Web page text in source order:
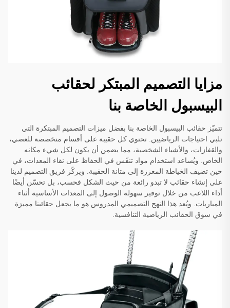
مزايا التصميم المبتكر لحقائب
البيسبول الخاصة بنا
تتميّز حقائب البيسبول الخاصة بنا بفضل ميزات التصميم المبتكرة التي
تلبي احتياجات الرياضيين. تحتوي كل حقيبة على أقسام متخصصة للعصي،
والقفازات، والأشياء الشخصية، مما يضمن أن يكون لكل شيء مكانه
الخاص. ويُساعد استخدام مواد تنفّس في الحفاظ على نقاء المعدات، في
حين تضيف الخياطة المعززة إلى متانة الحقيبة. ويركّز فريق التصميم لدينا
على إنشاء حقائب لا تبدو رائعة من حيث الشكل فحسب، بل تحسّن أيضًا
أداء اللاعب من خلال توفير سهولة الوصول إلى المعدات الأساسية أثناء
المباريات. ويُعد هذا النهج التصميمي المدروس هو ما يجعل حقائبنا مميزة
في سوق الحقائب الرياضية التنافسية.